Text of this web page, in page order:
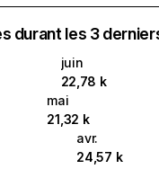
durant les 3
juin
22,78 k
mai
21,32 k
avr.
24,57 k